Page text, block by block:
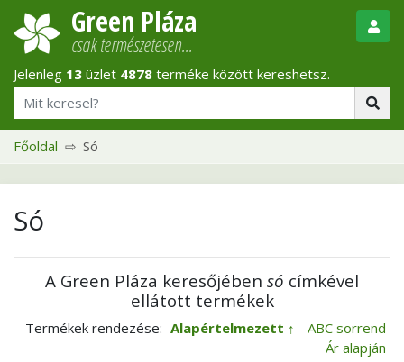
Green Pláza
csak természetesen…
Jelenleg 13 üzlet 4878 terméke között kereshetsz.
Főoldal Só
Só
A Green Pláza keresőjében só címkével
ellátott termékek
Termékek rendezése: Alapértelmezett
ABC sorrend
Ár alapján